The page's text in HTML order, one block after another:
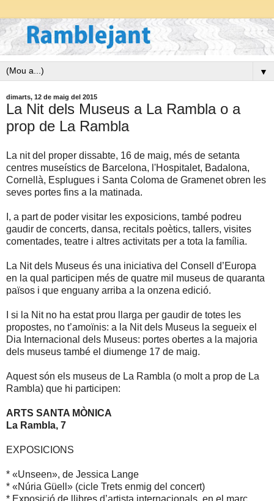
▼
dimarts, 12 de maig del 2015
La Nit dels Museus a La Rambla o a
prop de La Rambla
La nit del proper dissabte, 16 de maig, més de setanta
centres museístics de Barcelona, l'Hospitalet, Badalona,
Cornellà, Esplugues i Santa Coloma de Gramenet obren les
seves portes fins a la matinada.
I, a part de poder visitar les exposicions, també podreu
gaudir de concerts, dansa, recitals poètics, tallers, visites
comentades, teatre i altres activitats per a tota la família.
La Nit dels Museus és una iniciativa del Consell d’Europa
en la qual participen més de quatre mil museus de quaranta
països i que enguany arriba a la onzena edició.
I si la Nit no ha estat prou llarga per gaudir de totes les
propostes, no t’amoïnis: a la Nit dels Museus la segueix el
Dia Internacional dels Museus: portes obertes a la majoria
dels museus també el diumenge 17 de maig.
Aquest són els museus de La Rambla (o molt a prop de La
Rambla) que hi participen:
ARTS SANTA MÒNICA
La Rambla, 7
EXPOSICIONS
* «Unseen», de Jessica Lange
* «Núria Güell» (cicle Trets enmig del concert)